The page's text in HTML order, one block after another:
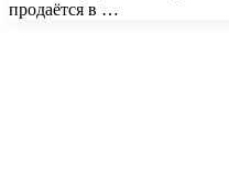
продаётся в …